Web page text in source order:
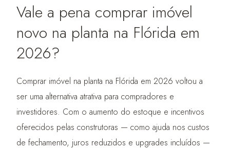
Vale a pena comprar imóvel
novo na planta na Flórida em
2026?
Comprar imóvel na planta na Flórida em 2026 voltou a
ser uma alternativa atrativa para compradores e
investidores. Com o aumento do estoque e incentivos
oferecidos pelas construtoras — como ajuda nos custos
de fechamento, juros reduzidos e upgrades incluídos —